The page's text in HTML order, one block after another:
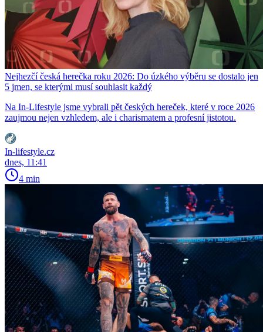
Nejhezčí česká herečka roku 2026: Do úzkého výběru se dostalo jen
5 jmen, se kterými musí souhlasit každý
Na In-Lifestyle jsme vybrali pět českých hereček, které v roce 2026
zaujmou nejen vzhledem, ale i charismatem a profesní jistotou.
In-lifestyle.cz
dnes, 11:41
4 min